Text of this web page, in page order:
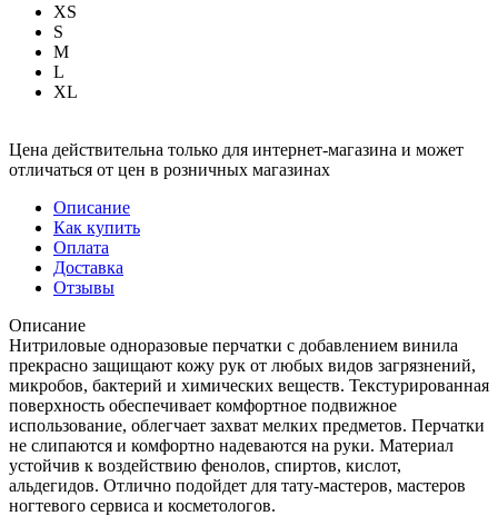
XS
S
M
L
XL
Цена действительна только для интернет-магазина и может
отличаться от цен в розничных магазинах
Описание
Как купить
Оплата
Доставка
Отзывы
Описание
Нитриловые одноразовые перчатки с добавлением винила
прекрасно защищают кожу рук от любых видов загрязнений,
микробов, бактерий и химических веществ. Текстурированная
поверхность обеспечивает комфортное подвижное
использование, облегчает захват мелких предметов. Перчатки
не слипаются и комфортно надеваются на руки. Материал
устойчив к воздействию фенолов, спиртов, кислот,
альдегидов. Отлично подойдет для тату-мастеров, мастеров
ногтевого сервиса и косметологов.